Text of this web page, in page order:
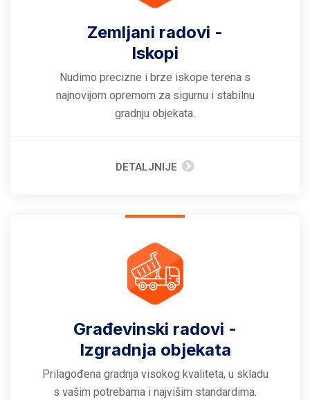
Zemljani radovi -
Iskopi
Nudimo precizne i brze iskope terena s
najnovijom opremom za sigurnu i stabilnu
gradnju objekata.
DETALJNIJE
Građevinski radovi -
Izgradnja objekata
Prilagođena gradnja visokog kvaliteta, u skladu
s vašim potrebama i najvišim standardima.